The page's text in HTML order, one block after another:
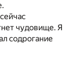
чудовище. Я
содрогание